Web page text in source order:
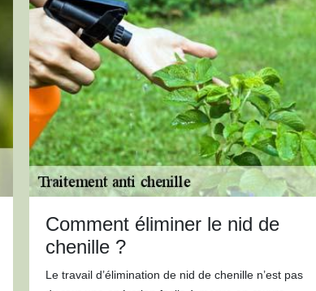
Comment éliminer le nid de
chenille ?
Le travail d’élimination de nid de chenille n’est pas